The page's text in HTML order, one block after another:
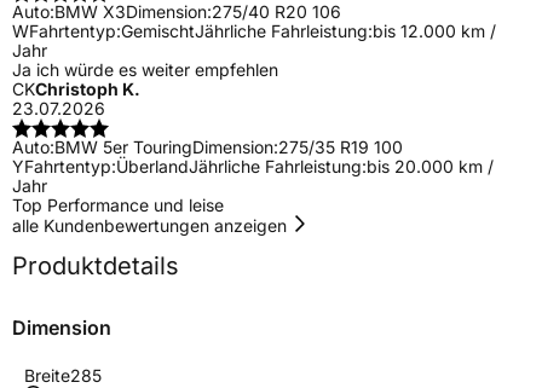
Auto:BMW X3Dimension:275/40 R20 106
WFahrtentyp:GemischtJährliche Fahrleistung:bis 12.000 km /
Jahr
Ja ich würde es weiter empfehlen
CKChristoph K.
23.07.2026
Auto:BMW 5er TouringDimension:275/35 R19 100
YFahrtentyp:ÜberlandJährliche Fahrleistung:bis 20.000 km /
Jahr
Top Performance und leise
alle Kundenbewertungen anzeigen
Produktdetails
Dimension
Breite285